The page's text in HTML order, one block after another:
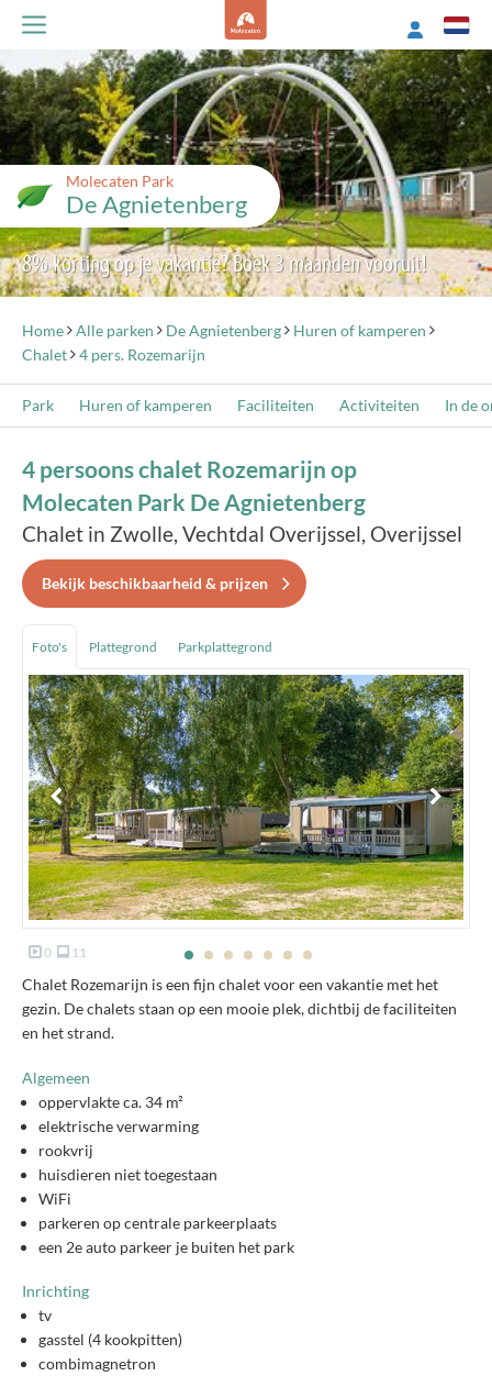
Molecaten Park
De Agnietenberg
8% korting op je vakantie? Boek 3 maanden vooruit!
Home Alle parken De Agnietenberg
Huren of kamperen
Chalet
4 pers. Rozemarijn
Park Huren of kamperen Faciliteiten Activiteiten In de
4 persoons chalet Rozemarijn op
Molecaten Park De Agnietenberg
Chalet in Zwolle, Vechtdal Overijssel, Overijssel
Bekijk beschikbaarheid & prijzen
Foto's Plattegrond Parkplattegrond
0 11
Chalet Rozemarijn is een fijn chalet voor een vakantie met het
gezin. De chalets staan op een mooie plek, dichtbij de faciliteiten
en het strand.
Algemeen
oppervlakte ca. 34 m²
elektrische verwarming
rookvrij
huisdieren niet toegestaan
WiFi
parkeren op centrale parkeerplaats
een 2e auto parkeer je buiten het park
Inrichting
tv
gasstel (4 kookpitten)
combimagnetron